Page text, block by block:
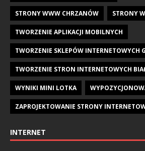
STRONY WWW CHRZANÓW STRONY
TWORZENIE APLIKACJI MOBILNYCH
TWORZENIE SKLEPÓW INTERNETOWYCH
TWORZENIE STRON INTERNETOWYCH
WYNIKI MINI LOTKA
ZAPROJEKTOWANIE STRONY
INTERNET